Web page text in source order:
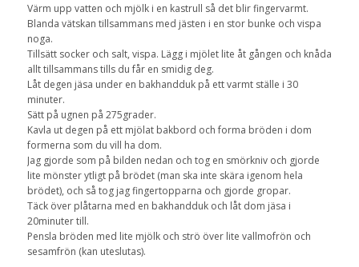
Värm upp vatten och mjölk i en kastrull så det blir fingervarmt.
Blanda vätskan tillsammans med jästen i en stor bunke och vispa
noga.
Tillsätt socker och salt, vispa. Lägg i mjölet lite åt gången och knåda
allt tillsammans tills du får en smidig deg.
Låt degen jäsa under en bakhandduk på ett varmt ställe i 30
minuter.
Sätt på ugnen på 275grader.
Kavla ut degen på ett mjölat bakbord och forma bröden i dom
formerna som du vill ha dom.
Jag gjorde som på bilden nedan och tog en smörkniv och gjorde
lite mönster ytligt på brödet (man ska inte skära igenom hela
brödet), och så tog jag fingertopparna och gjorde gropar.
Täck över plåtarna med en bakhandduk och låt dom jäsa i
20minuter till.
Pensla bröden med lite mjölk och strö över lite vallmofrön och
sesamfrön (kan uteslutas).